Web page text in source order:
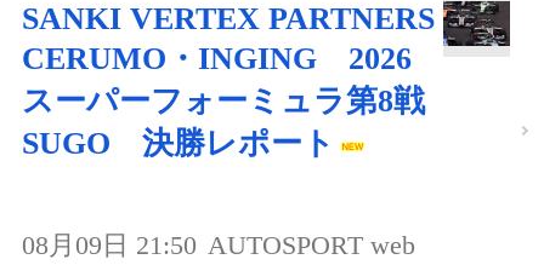
SANKI VERTEX PARTNERS
CERUMO・INGING 2026
スーパーフォーミュラ第8戦
SUGO 決勝レポート
08月09日 21:50 AUTOSPORT web